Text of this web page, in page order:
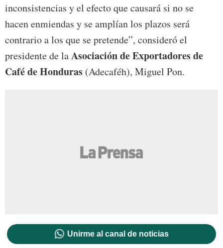
inconsistencias y el efecto que causará si no se
hacen enmiendas y se amplían los plazos será
contrario a los que se pretende”, consideró el
presidente de laAsociación de Exportadores de
Café de Honduras (Adecaféh), Miguel Pon.
Unirme al canal de noticias